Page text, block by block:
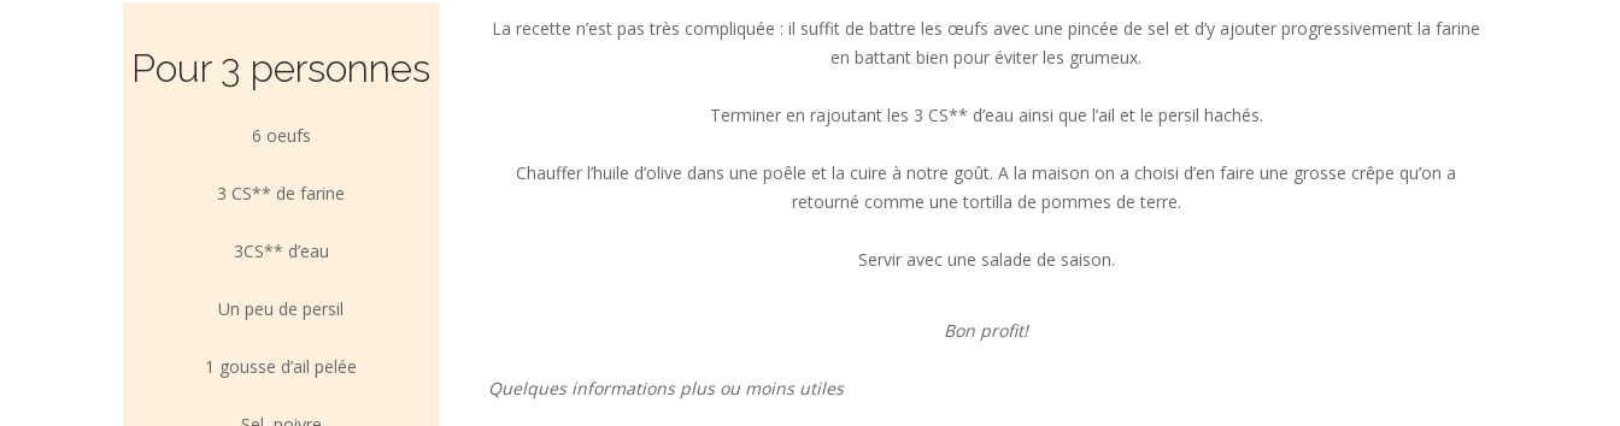
Pour 3 personnes
6 oeufs
3 CS** de farine
3CS** d’eau
Un peu de persil
1 gousse d’ail pelée
La recette n’est pas très compliquée : il suffit de battre les œufs avec une pincée de sel et d’y ajouter progressivement la farine
en battant bien pour éviter les grumeux.
Terminer en rajoutant les 3 CS** d’eau ainsi que l’ail et le persil hachés.
Chauffer l’huile d’olive dans une poêle et la cuire à notre goût. A la maison on a choisi d’en faire une grosse crêpe qu’on a
retourné comme une tortilla de pommes de terre.
Servir avec une salade de saison.
Bon profit!
Quelques informations plus ou moins utiles